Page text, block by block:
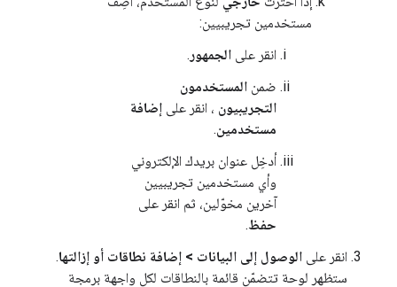
مستخدمين تجريبيين:
انقر على الجمهور .
ضمن المستخدمون
التجريبيون ، انقر على إضافة
مستخدمين.
أدخِل عنوان بريدك الإلكتروني
وأي مستخدمين تجريبيين
آخرين مخوّلين، ثم انقر على
حفظ.
انقر على الوصول إلى البيانات > إضافة نطاقات أو إزالتها.
ستظهر لوحة تتضمّن قائمة بالنطاقات لكل واجهة برمجة